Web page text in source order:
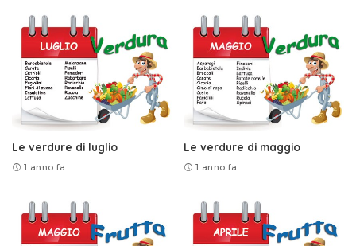
Le verdure di luglio
1 anno fa
Le verdure di maggio
1 anno fa